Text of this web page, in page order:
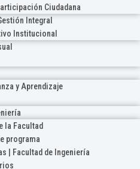
Ciudadana
Integral
Institucional
y Aprendizaje
la Facultad
programa
| Facultad de Ingeniería